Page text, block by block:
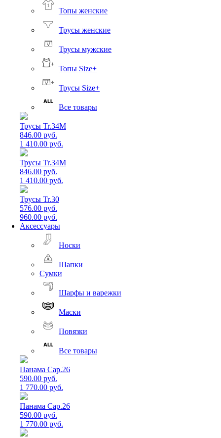
Топы женские
Трусы женские
Трусы мужские
Топы Size+
Трусы Size+
Все товары
Трусы Tr.34M
846.00 руб.
1 410.00 руб.
Трусы Tr.34M
846.00 руб.
1 410.00 руб.
Трусы Tr.30
576.00 руб.
960.00 руб.
Аксессуары
Носки
Шапки
Сумки
Шарфы и варежки
Маски
Повязки
Все товары
Панама Cap.26
590.00 руб.
1 770.00 руб.
Панама Cap.26
590.00 руб.
1 770.00 руб.